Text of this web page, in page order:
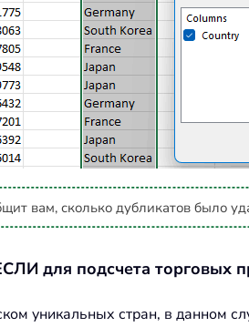
вам, сколько дубликатов было
для подсчета торговых
уникальных стран, в данном